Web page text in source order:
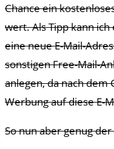
Chance ein
wert. Als Tipp kann
eine neue E-Mail-
sonstigen Free-Mail-
anlegen, da nach dem
Werbung auf diese E-
So nun aber genug